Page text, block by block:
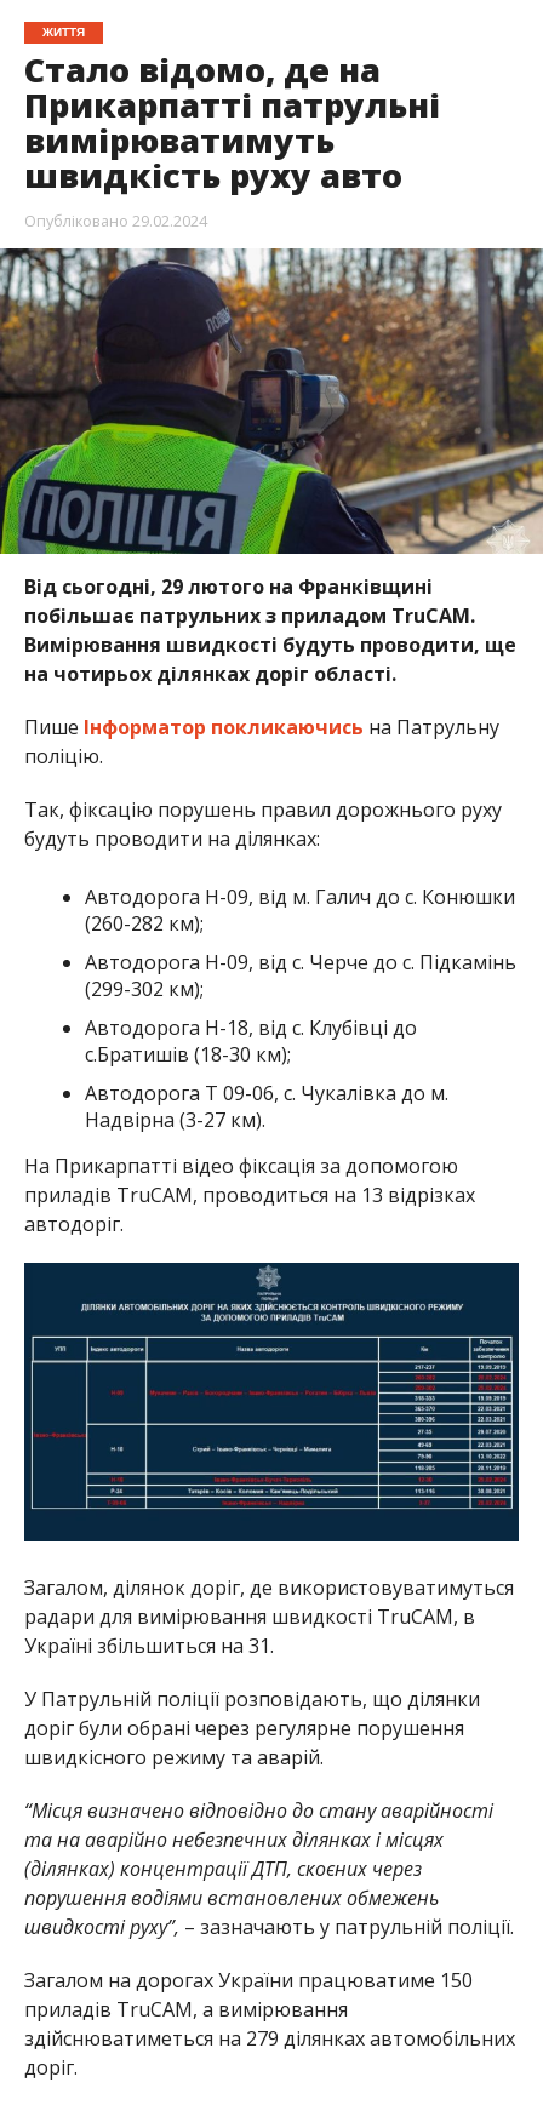
ЖИТТЯ
Стало відомо, де на
Прикарпатті патрульні
вимірюватимуть
швидкість руху авто
Опубліковано 29.02.2024
Від сьогодні, 29 лютого на Франківщині
побільшає патрульних з приладом TruCAM.
Вимірювання швидкості будуть проводити, ще
на чотирьох ділянках доріг області.
Пише Інформатор покликаючись на Патрульну
поліцію.
Так, фіксацію порушень правил дорожнього руху
будуть проводити на ділянках:
Автодорога Н-09, від м. Галич до с. Конюшки
(260-282 км);
Автодорога Н-09, від с. Черче до с. Підкамінь
(299-302 км);
Автодорога Н-18, від с. Клубівці до
с.Братишів (18-30 км);
Автодорога Т 09-06, с. Чукалівка до м.
Надвірна (3-27 км).
На Прикарпатті відео фіксація за допомогою
приладів TruCAM, проводиться на 13 відрізках
автодоріг.
Загалом, ділянок доріг, де використовуватимуться
радари для вимірювання швидкості TruCAM, в
Україні збільшиться на 31.
У Патрульній поліції розповідають, що ділянки
доріг були обрані через регулярне порушення
швидкісного режиму та аварій.
“Місця визначено відповідно до стану аварійності
та на аварійно небезпечних ділянках і місцях
(ділянках) концентрації ДТП, скоєних через
порушення водіями встановлених обмежень
швидкості руху”, – зазначають у патрульній поліції.
Загалом на дорогах України працюватиме 150
приладів TruCAM, а вимірювання
здійснюватиметься на 279 ділянках автомобільних
доріг.